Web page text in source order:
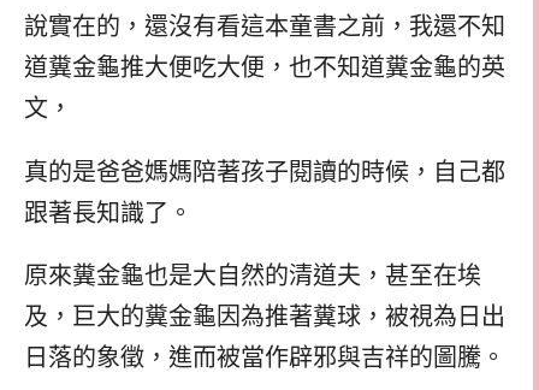
說實在的，還沒有看這本童書之前，我還不知
道糞金龜推大便吃大便，也不知道糞金龜的英
文，
真的是爸爸媽媽陪著孩子閱讀的時候，自己都
跟著長知識了。
原來糞金龜也是大自然的清道夫，甚至在埃
及，巨大的糞金龜因為推著糞球，被視為日出
日落的象徵，進而被當作辟邪與吉祥的圖騰。